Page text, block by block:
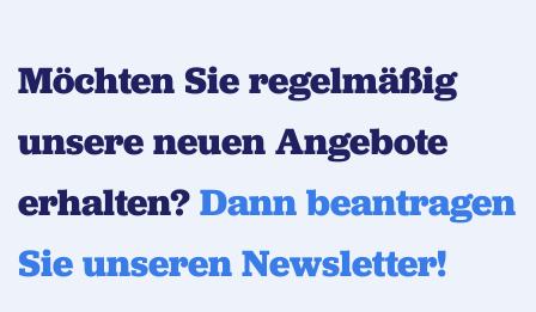
Möchten Sie regelmäßig
unsere neuen Angebote
erhalten? Dann beantragen
Sie unseren Newsletter!